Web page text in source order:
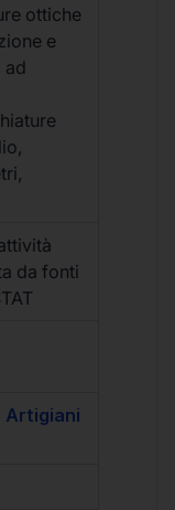
ottiche
e
ad
da fonti
Artigiani